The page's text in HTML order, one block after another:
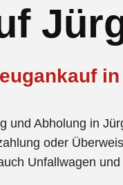
und Abholung in
oder
Unfallwagen